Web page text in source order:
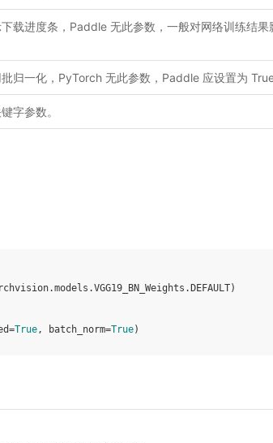
载进度条，Paddle 无此参数，一般对网络训练结果
归一化，PyTorch 无此参数，Paddle 应设置为 True
字参数。
.models .VGG19_BN_Weights . DEFAULT)
=True, batch_norm=True)